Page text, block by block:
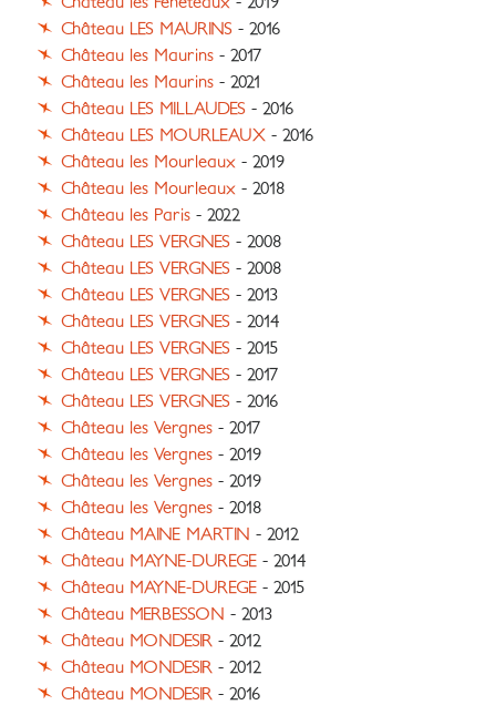
Château LES MAURINS - 2016
Château les Maurins - 2017
Château les Maurins - 2021
Château LES MILLAUDES - 2016
Château LES MOURLEAUX - 2016
Château les Mourleaux - 2019
Château les Mourleaux - 2018
Château les Paris - 2022
Château LES VERGNES - 2008
Château LES VERGNES - 2008
Château LES VERGNES - 2013
Château LES VERGNES - 2014
Château LES VERGNES - 2015
Château LES VERGNES - 2017
Château LES VERGNES - 2016
Château les Vergnes - 2017
Château les Vergnes - 2019
Château les Vergnes - 2019
Château les Vergnes - 2018
Château MAINE MARTIN - 2012
Château MAYNE-DUREGE - 2014
Château MAYNE-DUREGE - 2015
Château MERBESSON - 2013
Château MONDESIR - 2012
Château MONDESIR - 2012
Château MONDESIR - 2016